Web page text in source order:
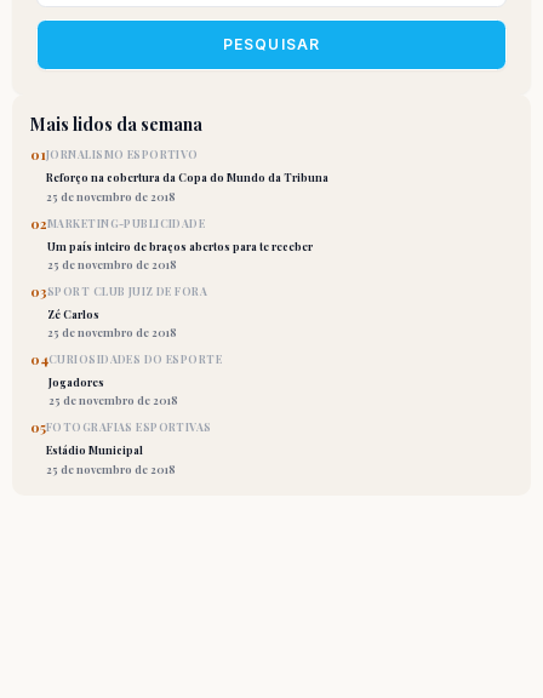
PESQUISAR
Mais lidos da semana
01 JORNALISMO ESPORTIVO
Reforço na cobertura da Copa do Mundo da Tribuna
25 de novembro de 2018
02MARKETING-PUBLICIDADE
Um país inteiro de braços abertos para te receber
25 de novembro de 2018
03SPORT CLUB JUIZ DE FORA
Zé Carlos
25 de novembro de 2018
04CURIOSIDADES DO ESPORTE
Jogadores
25 de novembro de 2018
05FOTOGRAFIAS ESPORTIVAS
Estádio Municipal
25 de novembro de 2018